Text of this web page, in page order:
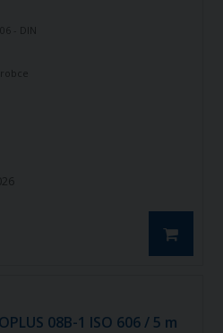
- DIN
tohoto
8187.
08B-1 ISO 606 / 5 m